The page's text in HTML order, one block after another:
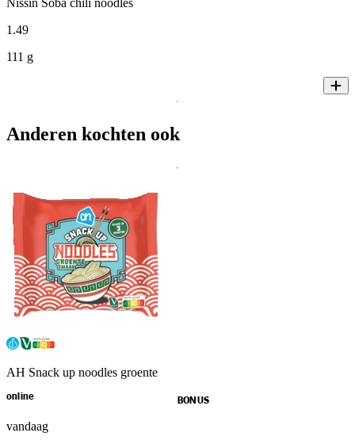
1 .49
111 g
Anderen kochten ook
AH Snack up noodles groente
online BONUS
vandaag